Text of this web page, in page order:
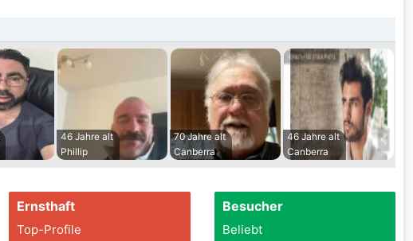
46 Jahre alt
Phillip
70 Jahre alt
Canberra
46 Jahre alt
Canberra
Ernsthaft
Top-Profile
Besucher
Beliebt